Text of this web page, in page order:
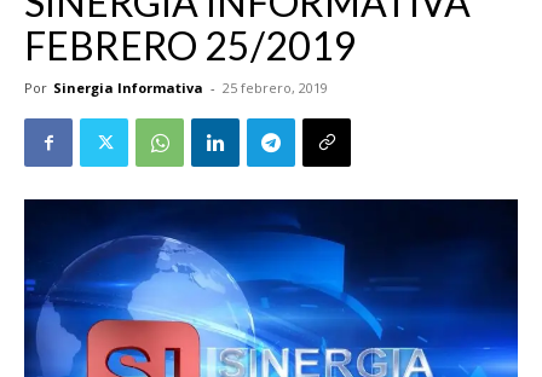
FEBRERO 25/2019
Por Sinergia Informativa - 25 febrero, 2019